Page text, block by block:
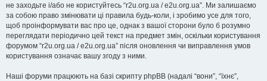
не заходьте і/або не користуйтесь “r2u.org.ua / e2u.org.ua”. Ми залишаємо
за собою право змінювати ці правила будь-коли, і зробимо усе для того,
щоб проінформувати вас про це, однак з вашої сторони було б розумно
переглядати періодично цей текст на предмет змін, оскільки користування
форумом “r2u.org.ua / e2u.org.ua” після оновлення чи виправлення умов
користування означає вашу згоду з ними.
Наші форуми працюють на базі скрипту phpBB (надалі “вони”, “їхнє”,